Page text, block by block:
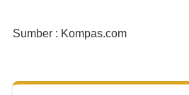
Sumber : Kompas.com